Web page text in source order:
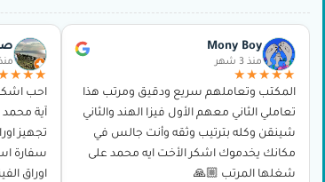
Mony Boy
منذ 3 شهر
★★★★★
المكتب وتعاملهم سريع ودقيق ومرتب هذا
تعاملي الثاني معهم الأول فيزا الهند والثاني
شينقن وكله بترتيب وثقه وأنت جالس في
مكانك يخدموك اشكر الأخت ايه محمد على
شغلها المرتب 🙏🏼
منذ 4
احب
آية
تجهيز
سفارة
اوراق